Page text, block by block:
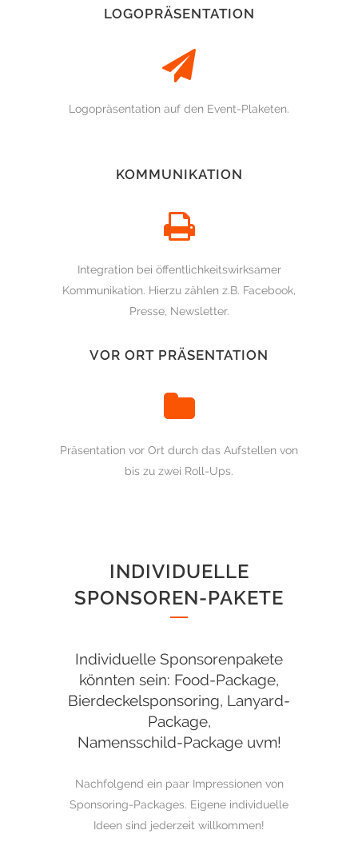
LOGOPRÄSENTATION
Logopräsentation auf den Event-Plaketen.
KOMMUNIKATION
Integration bei öffentlichkeitswirksamer
Kommunikation. Hierzu zählen z.B. Facebook,
Presse, Newsletter.
VOR ORT PRÄSENTATION
Präsentation vor Ort durch das Aufstellen von
bis zu zwei Roll-Ups.
INDIVIDUELLE
SPONSOREN-PAKETE
Individuelle Sponsorenpakete
könnten sein: Food-Package,
Bierdeckelsponsoring, Lanyard-
Package,
Namensschild-Package uvm!
Nachfolgend ein paar Impressionen von
Sponsoring-Packages. Eigene individuelle
Ideen sind jederzeit willkommen!